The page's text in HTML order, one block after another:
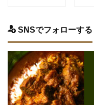
SNSでフォローする